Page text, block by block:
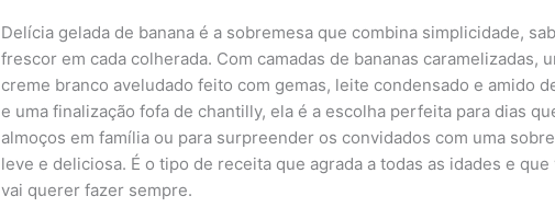
Delícia gelada de banana é a sobremesa que combina simplicidade,
frescor em cada colherada. Com camadas de bananas caramelizadas,
creme branco aveludado feito com gemas, leite condensado e amido
e uma finalização fofa de chantilly, ela é a escolha perfeita para dias
almoços em família ou para surpreender os convidados com uma
leve e deliciosa. É o tipo de receita que agrada a todas as idades e que
vai querer fazer sempre.